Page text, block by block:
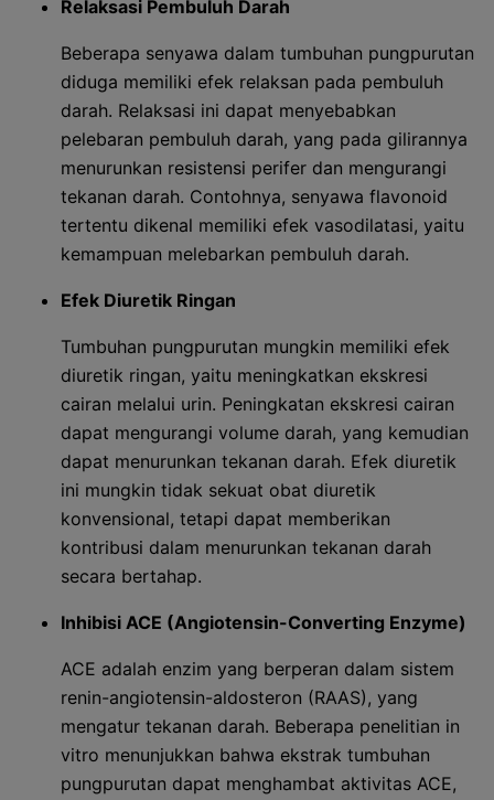
Relaksasi Pembuluh Darah
Beberapa senyawa dalam tumbuhan pungpurutan
diduga memiliki efek relaksan pada pembuluh
darah. Relaksasi ini dapat menyebabkan
pelebaran pembuluh darah, yang pada gilirannya
menurunkan resistensi perifer dan mengurangi
tekanan darah. Contohnya, senyawa flavonoid
tertentu dikenal memiliki efek vasodilatasi, yaitu
kemampuan melebarkan pembuluh darah.
Efek Diuretik Ringan
Tumbuhan pungpurutan mungkin memiliki efek
diuretik ringan, yaitu meningkatkan ekskresi
cairan melalui urin. Peningkatan ekskresi cairan
dapat mengurangi volume darah, yang kemudian
dapat menurunkan tekanan darah. Efek diuretik
ini mungkin tidak sekuat obat diuretik
konvensional, tetapi dapat memberikan
kontribusi dalam menurunkan tekanan darah
secara bertahap.
Inhibisi ACE (Angiotensin-Converting Enzyme)
ACE adalah enzim yang berperan dalam sistem
renin-angiotensin-aldosteron (RAAS), yang
mengatur tekanan darah. Beberapa penelitian in
vitro menunjukkan bahwa ekstrak tumbuhan
pungpurutan dapat menghambat aktivitas ACE,